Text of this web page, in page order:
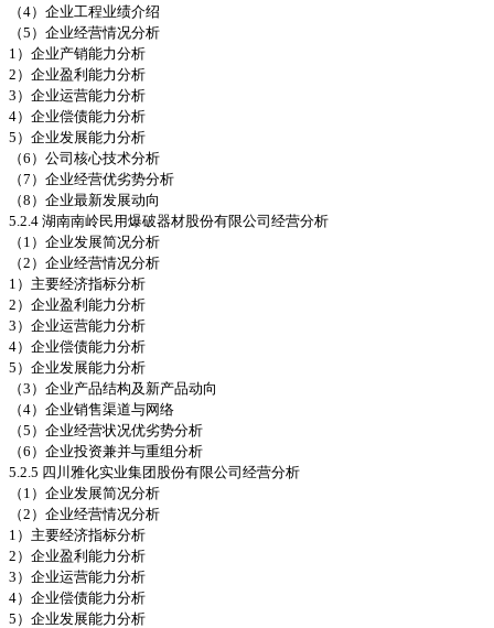
（4）企业工程业绩介绍
（5）企业经营情况分析
1）企业产销能力分析
2）企业盈利能力分析
3）企业运营能力分析
4）企业偿债能力分析
5）企业发展能力分析
（6）公司核心技术分析
（7）企业经营优劣势分析
（8）企业最新发展动向
5.2.4 湖南南岭民用爆破器材股份有限公司经营分析
（1）企业发展简况分析
（2）企业经营情况分析
1）主要经济指标分析
2）企业盈利能力分析
3）企业运营能力分析
4）企业偿债能力分析
5）企业发展能力分析
（3）企业产品结构及新产品动向
（4）企业销售渠道与网络
（5）企业经营状况优劣势分析
（6）企业投资兼并与重组分析
5.2.5 四川雅化实业集团股份有限公司经营分析
（1）企业发展简况分析
（2）企业经营情况分析
1）主要经济指标分析
2）企业盈利能力分析
3）企业运营能力分析
4）企业偿债能力分析
5）企业发展能力分析